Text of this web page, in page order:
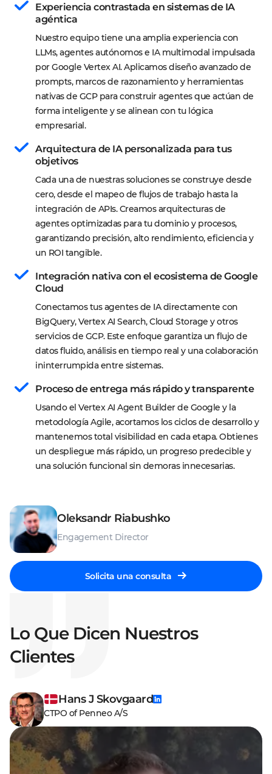
Oleksandr Riabushko
Engagement Director
Solicita una consulta
Experiencia contrastada en sistemas de IA
agéntica
Nuestro equipo tiene una amplia experiencia con
LLMs, agentes autónomos e IA multimodal impulsada
por Google Vertex AI. Aplicamos diseño avanzado de
prompts, marcos de razonamiento y herramientas
nativas de GCP para construir agentes que actúan de
forma inteligente y se alinean con tu lógica
empresarial.
Arquitectura de IA personalizada para tus
objetivos
Cada una de nuestras soluciones se construye desde
cero, desde el mapeo de flujos de trabajo hasta la
integración de APIs. Creamos arquitecturas de
agentes optimizadas para tu dominio y procesos,
garantizando precisión, alto rendimiento, eficiencia y
un ROI tangible.
Integración nativa con el ecosistema de Google
Cloud
Conectamos tus agentes de IA directamente con
BigQuery, Vertex AI Search, Cloud Storage y otros
servicios de GCP. Este enfoque garantiza un flujo de
datos fluido, análisis en tiempo real y una colaboración
ininterrumpida entre sistemas.
Proceso de entrega más rápido y transparente
Usando el Vertex AI Agent Builder de Google y la
metodología Agile, acortamos los ciclos de desarrollo y
mantenemos total visibilidad en cada etapa. Obtienes
un despliegue más rápido, un progreso predecible y
una solución funcional sin demoras innecesarias.
Lo Que Dicen Nuestros
Clientes
Hans J Skovgaard
CTPO of Penneo A/S